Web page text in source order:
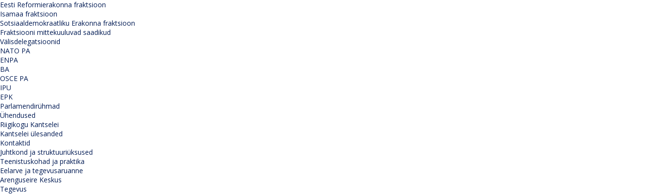
Eesti Reformierakonna fraktsioon
Isamaa fraktsioon
Sotsiaaldemokraatliku Erakonna fraktsioon
Fraktsiooni mittekuuluvad saadikud
Välisdelegatsioonid
NATO PA
ENPA
BA
OSCE PA
IPU
EPK
Parlamendirühmad
Ühendused
Riigikogu Kantselei
Kantselei ülesanded
Kontaktid
Juhtkond ja struktuuriüksused
Teenistuskohad ja praktika
Eelarve ja tegevusaruanne
Arenguseire Keskus
Tegevus